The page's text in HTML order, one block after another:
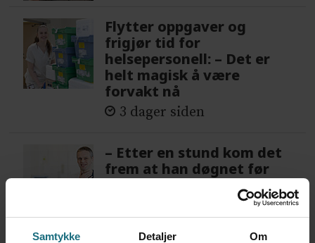
Samtykke Detaljer Om
Flytter oppgaver og
frigjør tid for
helsepersonell: – Det er
helt magisk å være
forvakt nå
3 dager siden
– Etter en stund kom det
frem at han døgnet før
hadde drukket 25 vodka
2 dager siden